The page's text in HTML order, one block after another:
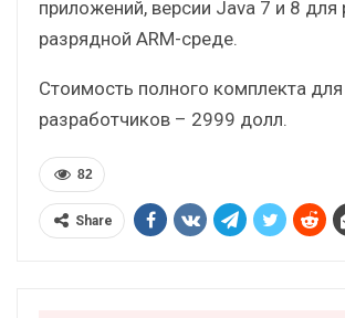
приложений, версии Java 7 и 8
разрядной ARM-среде.
Стоимость полного комплекта для
разработчиков – 2999 долл.
82
Share